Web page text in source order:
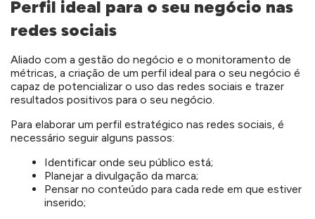
Perfil ideal para o seu negócio nas
redes sociais
Aliado com a gestão do negócio e o monitoramento de
métricas, a criação de um perfil ideal para o seu negócio é
capaz de potencializar o uso das redes sociais e trazer
resultados positivos para o seu negócio.
Para elaborar um perfil estratégico nas redes sociais, é
necessário seguir alguns passos:
Identificar onde seu público está;
Planejar a divulgação da marca;
Pensar no conteúdo para cada rede em que estiver
inserido;